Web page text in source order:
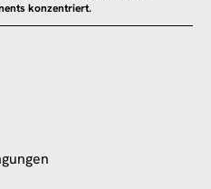
konzentriert.